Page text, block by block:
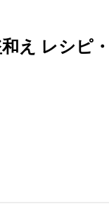
え レシピ